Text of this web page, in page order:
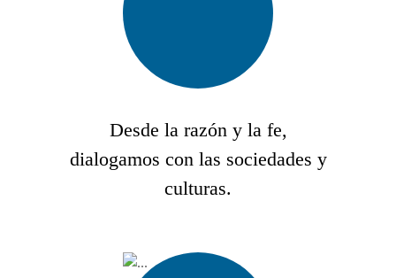
Desde la razón y la fe,
dialogamos con las sociedades y
culturas.